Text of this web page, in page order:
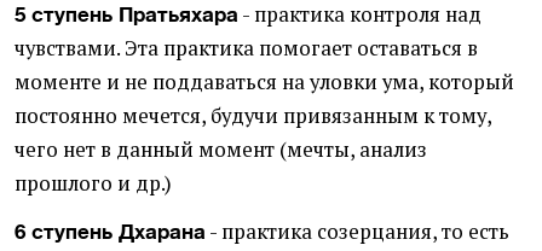
5 ступень Пратьяхара - практика контроля над
чувствами. Эта практика помогает оставаться в
моменте и не поддаваться на уловки ума, который
постоянно мечется, будучи привязанным к тому,
чего нет в данный момент (мечты, анализ
прошлого и др.)
6 ступень Дхарана - практика созерцания, то есть